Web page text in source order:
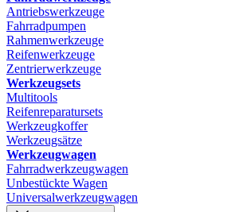
Antriebswerkzeuge
Fahrradpumpen
Rahmenwerkzeuge
Reifenwerkzeuge
Zentrierwerkzeuge
Werkzeugsets
Multitools
Reifenreparatursets
Werkzeugkoffer
Werkzeugsätze
Werkzeugwagen
Fahrradwerkzeugwagen
Unbestückte Wagen
Universalwerkzeugwagen